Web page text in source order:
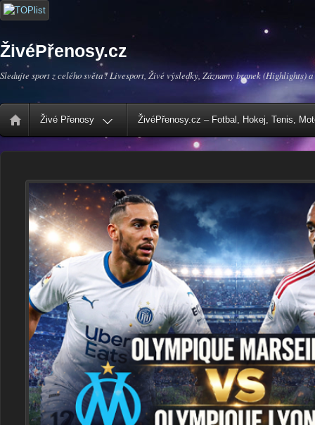
ŽivéPřenosy.cz
Sledujte sport z celého světa ! Livesport, Živé výsledky, Záznamy branek (Highlights) a
Živé Přenosy ŽivéPřenosy.cz – Fotbal, Hokej, Tenis,